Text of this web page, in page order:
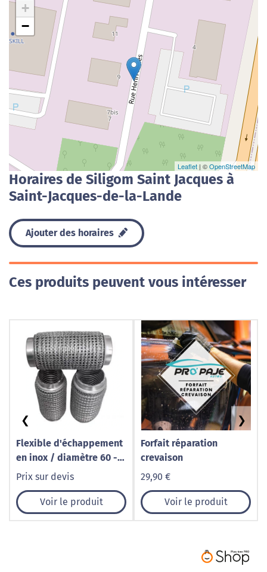
+
−
Leaflet | ©OpenStreetMap
Horaires de Siligom Saint Jacques à
Saint-Jacques-de-la-Lande
Ajouter des horaires
Ces produits peuvent vous intéresser
Flexible d'échappement
en inox / diamètre 60 -
Longueur 160
Prix sur devis
Voir le produit
Forfait réparation
crevaison
29,90 €
Voir le produit
❮ ❯